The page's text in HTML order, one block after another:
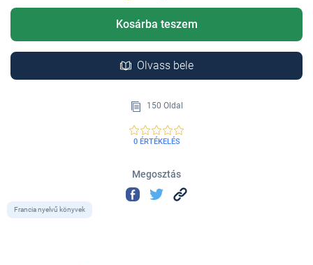
Kosárba teszem
Olvass bele
150 Oldal
0 ÉRTÉKELÉS
Megosztás
Francia nyelvű könyvek